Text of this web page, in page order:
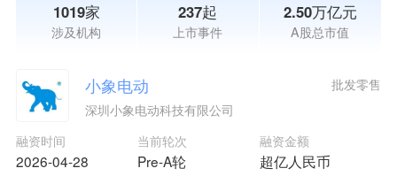
1019家
涉及机构
237起
上市事件
2.50万亿元
A股总市值
小象电动
深圳小象电动科技有限公司
融资时间
2026-04-28
当前轮次
Pre-A轮
融资金额
超亿人民币
批发零售